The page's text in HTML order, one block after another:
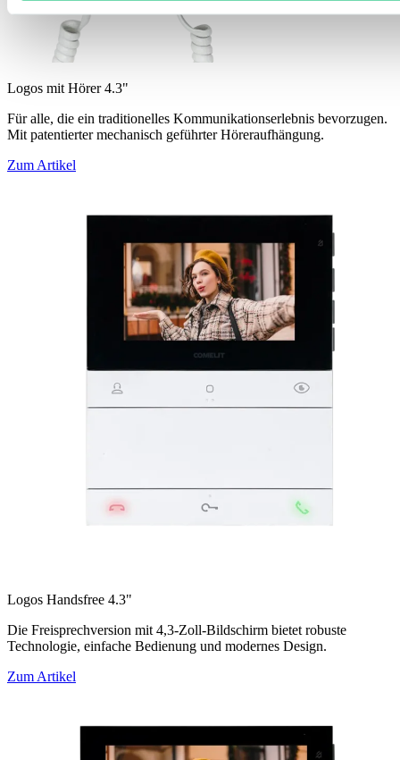
Logos mit Hörer 4.3"
Für alle, die ein traditionelles Kommunikationserlebnis bevorzugen.
Mit patentierter mechanisch geführter Höreraufhängung.
Zum Artikel
Logos Handsfree 4.3"
Die Freisprechversion mit 4,3-Zoll-Bildschirm bietet robuste
Technologie, einfache Bedienung und modernes Design.
Zum Artikel